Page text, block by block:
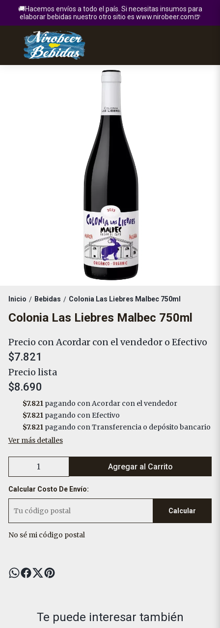
🚚Hacemos envíos a todo el país. Si necesitas insumos para
elaborar bebidas nuestro otro sitio es www.nirobeer.com🍺
Inicio / Bebidas / Colonia Las Liebres Malbec 750ml
Colonia Las Liebres Malbec 750ml
Precio con Acordar con el vendedor o Efectivo
$7.821
Precio lista
$8.690
$7.821pagando con Acordar con el vendedor
$7.821pagando con Efectivo
$7.821pagando con Transferencia o depósito bancario
Ver más detalles
Agregar al Carrito
Calcular Costo De Envío:
Calcular
No sé mi código postal
Te puede interesar también